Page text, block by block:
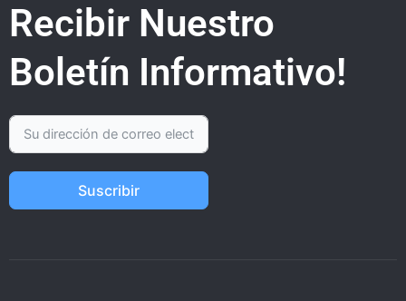
Recibir Nuestro
Boletín Informativo!
Suscribir